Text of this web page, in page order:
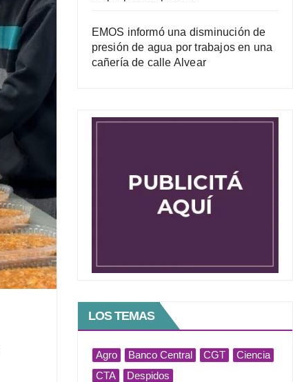
EMOS informó una disminución de
presión de agua por trabajos en una
cañería de calle Alvear
LOS TEMAS
Agro Banco Central CGT
Ciencia
CTA
Despidos